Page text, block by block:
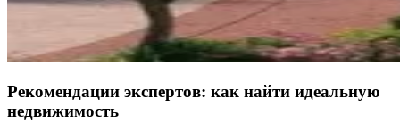
Рекомендации экспертов: как найти идеальную
недвижимость